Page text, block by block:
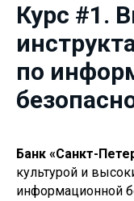
Курс #1.
по
Банк «Санкт-
культурой и
информационной